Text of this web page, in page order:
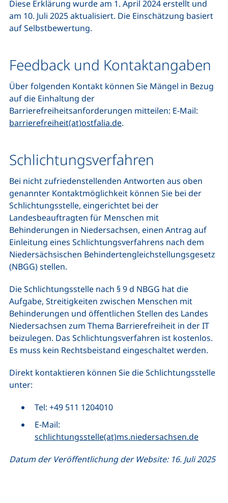
Diese Erklärung wurde am 1. April 2024 erstellt und
am 10. Juli 2025 aktualisiert. Die Einschätzung basiert
auf Selbstbewertung.
Feedback und Kontaktangaben
Über folgenden Kontakt können Sie Mängel in Bezug
auf die Einhaltung der
Barrierefreiheitsanforderungen mitteilen: E-Mail:
barrierefreiheit(at)ostfalia.de(öffnet Ihr E-Mail-
.
Schlichtungsverfahren
Bei nicht zufriedenstellenden Antworten aus oben
genannter Kontaktmöglichkeit können Sie bei der
Schlichtungsstelle, eingerichtet bei der
Landesbeauftragten für Menschen mit
Behinderungen in Niedersachsen, einen Antrag auf
Einleitung eines Schlichtungsverfahrens nach dem
Niedersächsischen Behindertengleichstellungsgesetz
(NBGG) stellen.
Die Schlichtungsstelle nach § 9 d NBGG hat die
Aufgabe, Streitigkeiten zwischen Menschen mit
Behinderungen und öffentlichen Stellen des Landes
Niedersachsen zum Thema Barrierefreiheit in der IT
beizulegen. Das Schlichtungsverfahren ist kostenlos.
Es muss kein Rechtsbeistand eingeschaltet werden.
Direkt kontaktieren können Sie die Schlichtungsstelle
unter:
Tel: +49 511 1204010
E-Mail:
schlichtungsstelle(at)ms.niedersachsen.de
Datum der Veröffentlichung der Website: 16. Juli 2025